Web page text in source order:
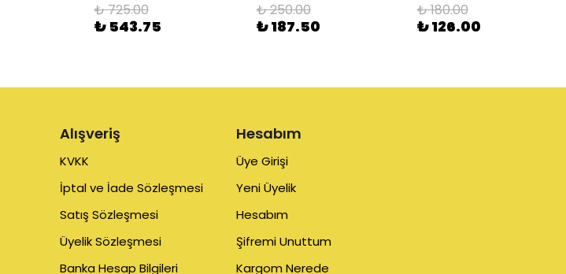
₺ 725.00
₺ 543.75
₺ 250.00
₺ 187.50
₺ 180.00
₺ 126.00
Alışveriş
KVKK
İptal ve İade Sözleşmesi
Satış Sözleşmesi
Üyelik Sözleşmesi
Banka Hesap Bilgileri
Hesabım
Üye Girişi
Yeni Üyelik
Hesabım
Şifremi Unuttum
Kargom Nerede